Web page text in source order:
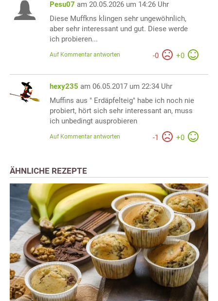
Pesu07 am 20.05.2026 um 14:26 Uhr
Diese Muffkns klingen sehr ungewöhnlich,
aber sehr interessant und gut. Diese werde
ich probieren...
-0 +0
Auf Kommentar antworten
hexy235 am 06.05.2017 um 22:34 Uhr
Muffins aus " Erdäpfelteig" habe ich noch nie
probiert, hört sich sehr interessant an, muss
ich unbedingt ausprobieren
-1 +0
Auf Kommentar antworten
ÄHNLICHE REZEPTE